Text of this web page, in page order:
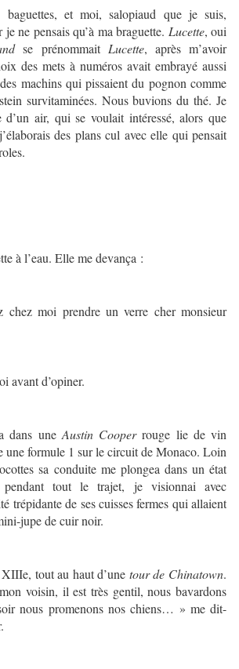
baguettes, et moi, salopiaud que je suis,
ne pensais qu’à ma braguette. Lucette, oui
se prénommait Lucette, après m’avoir
des mets à numéros avait embrayé aussi
machins qui pissaient du pognon comme
survitaminées. Nous buvions du thé. Je
d’un air, qui se voulait intéressé, alors que
des plans cul avec elle qui pensait
à l’eau. Elle me devança :
chez moi prendre un verre cher monsieur
avant d’opiner.
dans une Austin Cooperrouge lie de vin
une formule 1 sur le circuit de Monaco. Loin
sa conduite me plongea dans un état
tout le trajet, je visionnai avec
trépidante de ses cuisses fermes qui allaient
jupe de cuir noir.
tout au haut d’une tour de Chinatown.
voisin, il est très gentil, nous bavardons
nous promenons nos chiens… » me dit-